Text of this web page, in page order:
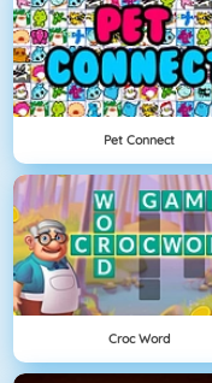
Pet Connect
Croc Word